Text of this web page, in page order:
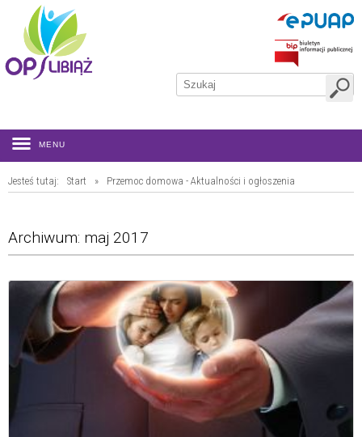
MENU
Jesteś tutaj: Start » Przemoc domowa - Aktualności i ogłoszenia
Archiwum: maj 2017